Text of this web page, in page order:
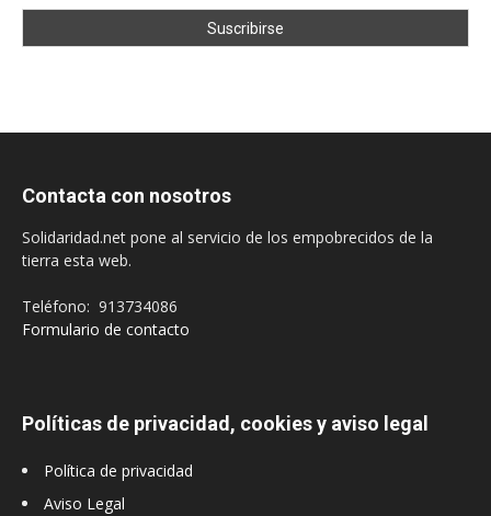
Contacta con nosotros
Solidaridad.net pone al servicio de los empobrecidos de la
tierra esta web.
Teléfono: 913734086
Formulario de contacto
Políticas de privacidad, cookies y aviso legal
Política de privacidad
Aviso Legal